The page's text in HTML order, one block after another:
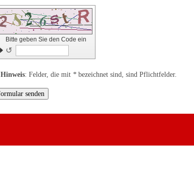
Bitte geben Sie den Code ein
↺
Hinweis : Felder, die mit * bezeichnet sind, sind Pflichtfelder.